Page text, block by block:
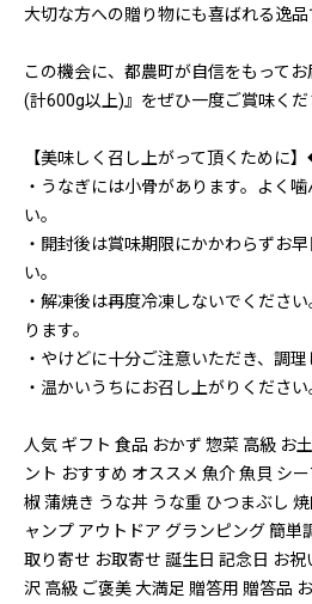
大切な方への贈り物にも喜ばれる逸品
この機会に、都農町が自信をもって
(計600g以上)』をぜひ一度ご賞味くだ
【美味しく召し上がって頂くために
・うなぎには小骨があります。よく
い。
・開封後は賞味期限にかかわらずお
い。
・解凍後は再度冷凍しないでくださ
ります。
・やけどに十分ご注意いただき、調理
・温かいうちにお召し上がりくださ
人気 ギフト 食品 おかず 惣菜 高級 お
ント おすすめ オススメ 魚介 魚貝 シ
椒 蒲焼き うな丼 うな重 ひつまぶし
ャンプ アウトドア グランピング 簡単
取り寄せ お取寄せ 誕生日 記念日 お
沢 高級 ご褒美 大満足 贈答用 贈答品